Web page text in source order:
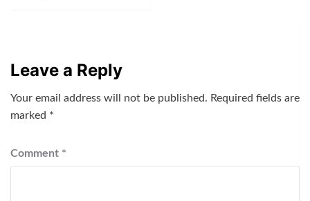
Leave a Reply
Your email address will not be published. Required fields are
marked *
Comment *